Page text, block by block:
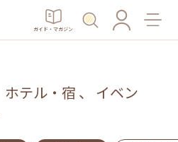
ガイド・マガジン
ホテル・宿 、 イベン